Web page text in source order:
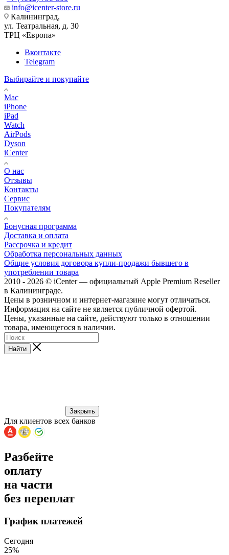
info@icenter-store.ru
Калининград,
ул. Театральная, д. 30
ТРЦ «Европа»
Вконтакте
Telegram
Выбирайте и покупайте
Mac
iPhone
iPad
Watch
AirPods
Dyson
iCenter
О нас
Отзывы
Контакты
Сервис
Покупателям
Бонусная программа
Доставка и оплата
Рассрочка и кредит
Обработка персональных данных
Общие условия договора купли-продажи бывшего в
употреблении товара
2010 - 2026 © iCenter — официальный Apple Premium Reseller
в Калининграде.
Цены в розничном и интернет-магазине могут отличаться.
Информация на сайте не является публичной офертой.
Цены, указанные на сайте, действуют только в отношении
товара, имеющегося в наличии.
Найти
Закрыть
Для клиентов всех банков
Разбейте
оплату
на части
без переплат
График платежей
Сегодня
25%